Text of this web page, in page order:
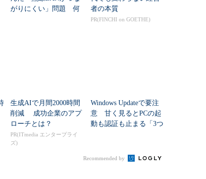
がりにくい」問題 何
者の本質
PR(FINCHI on GOETHE)
生成AIで月間2000時間
削減 成功企業のアプ
ローチとは？
PR(ITmedia エンタープライ
ズ)
Windows Updateで要注
意 甘く見るとPCの起
動も認証も止まる「3つ
Recommended by